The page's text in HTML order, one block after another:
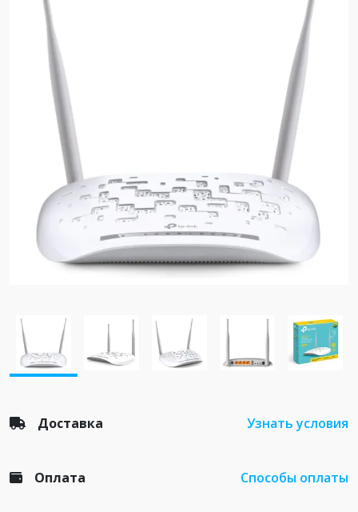
Доставка Узнать условия
Оплата Способы оплаты